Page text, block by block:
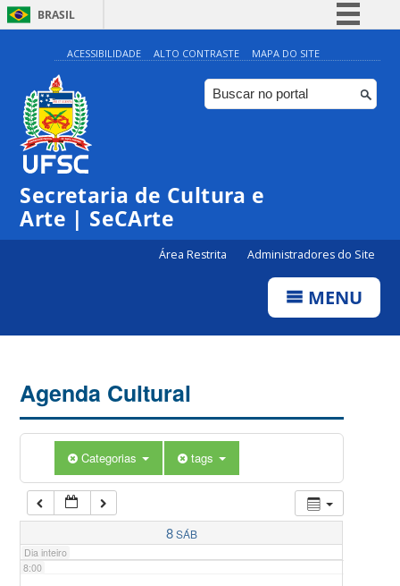
BRASIL
Simplifique!
Comunica BR
Participe
ACESSIBILIDADE ALTO CONTRASTE MAPA DO SITE
Secretaria de Cultura e
Arte | SeCArte
Área Restrita Administradores do Site
MENU
Agenda Cultural
Categorias tags
8SÁB
Dia inteiro
0:00
1:00
5:00
7:00
8:00